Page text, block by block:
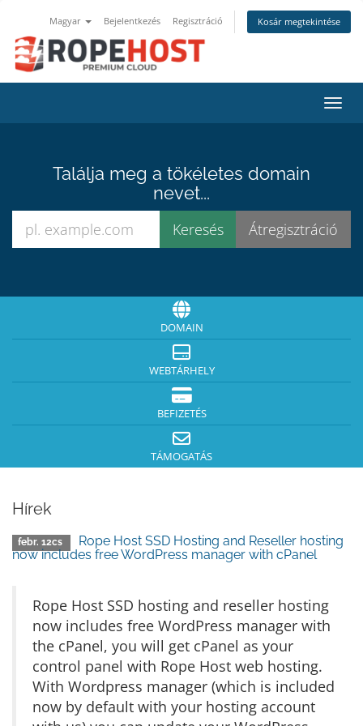
Magyar Bejelentkezés Regisztráció Kosár megtekintése
Találja meg a tökéletes domain
nevet...
DOMAIN
WEBTÁRHELY
BEFIZETÉS
TÁMOGATÁS
Hírek
febr. 12cs
Rope Host SSD Hosting and Reseller hosting
now includes free WordPress manager with cPanel
Rope Host SSD hosting and reseller hosting
now includes free WordPress manager with
the cPanel, you will get cPanel as your
control panel with Rope Host web hosting.
With Wordpress manager (which is included
now by default with your hosting account